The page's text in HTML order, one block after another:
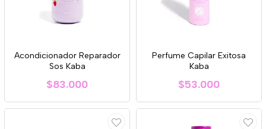
Acondicionador Reparador
Sos Kaba
$83.000
Perfume Capilar Exitosa
Kaba
$53.000